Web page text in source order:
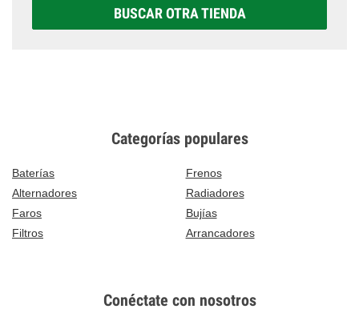
BUSCAR OTRA TIENDA
Categorías populares
Baterías
Frenos
Alternadores
Radiadores
Faros
Bujías
Filtros
Arrancadores
Conéctate con nosotros